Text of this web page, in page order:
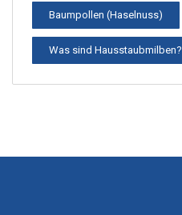
Baumpollen (Haselnuss)
Was sind Hausstaubmilben?